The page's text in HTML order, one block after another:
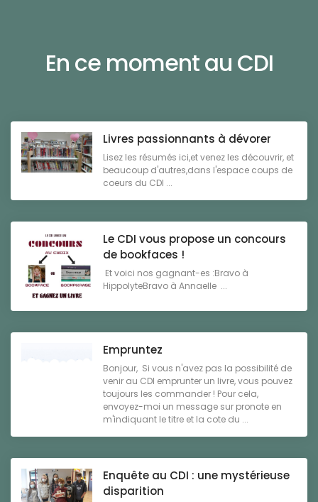
En ce moment au CDI
Livres passionnants à dévorer
Lisez les résumés ici,et venez les découvrir, et
beaucoup d'autres,dans l'espace coups de
coeurs du CDI ...
Le CDI vous propose un concours
de bookfaces !
Et voici nos gagnant-es :Bravo à
HippolyteBravo à Annaelle ...
Empruntez
Bonjour, Si vous n'avez pas la possibilité de
venir au CDI emprunter un livre, vous pouvez
toujours les commander ! Pour cela,
envoyez-moi un message sur pronote en
m'indiquant le titre et la cote du ...
Enquête au CDI : une mystérieuse
disparition